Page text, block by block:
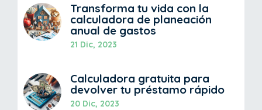
Transforma tu vida con la
calculadora de planeación
anual de gastos
21 Dic, 2023
Calculadora gratuita para
devolver tu préstamo rápido
20 Dic, 2023